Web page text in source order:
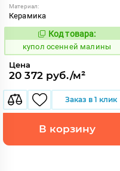
Материал:
Керамика
852171
Код товара:
купол осенней малины
Цена
20 372 руб./м²
Заказ в 1 клик
В корзину